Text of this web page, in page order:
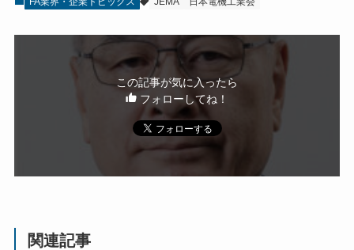
この記事が気に入ったら
フォローしてね！
関連記事